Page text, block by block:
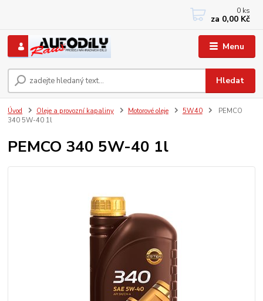
Menu
Hledat
+420 733767377
PO-PÁ: 8 - 12, 13 - 17
0 ks
za 0,00 Kč
Úvod Oleje a provozní kapaliny Motorové oleje 5W40
PEMCO
340 5W-40 1l
PEMCO 340 5W-40 1l